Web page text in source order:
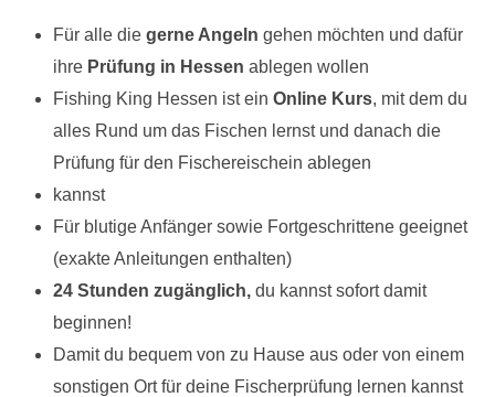
Für alle die gerne Angeln gehen möchten und dafür
ihre Prüfung in Hessen ablegen wollen
Fishing King Hessen ist ein Online Kurs, mit dem du
alles Rund um das Fischen lernst und danach die
Prüfung für den Fischereischein ablegen
kannst
Für blutige Anfänger sowie Fortgeschrittene geeignet
(exakte Anleitungen enthalten)
24 Stunden zugänglich, du kannst sofort damit
beginnen!
Damit du bequem von zu Hause aus oder von einem
sonstigen Ort für deine Fischerprüfung lernen kannst